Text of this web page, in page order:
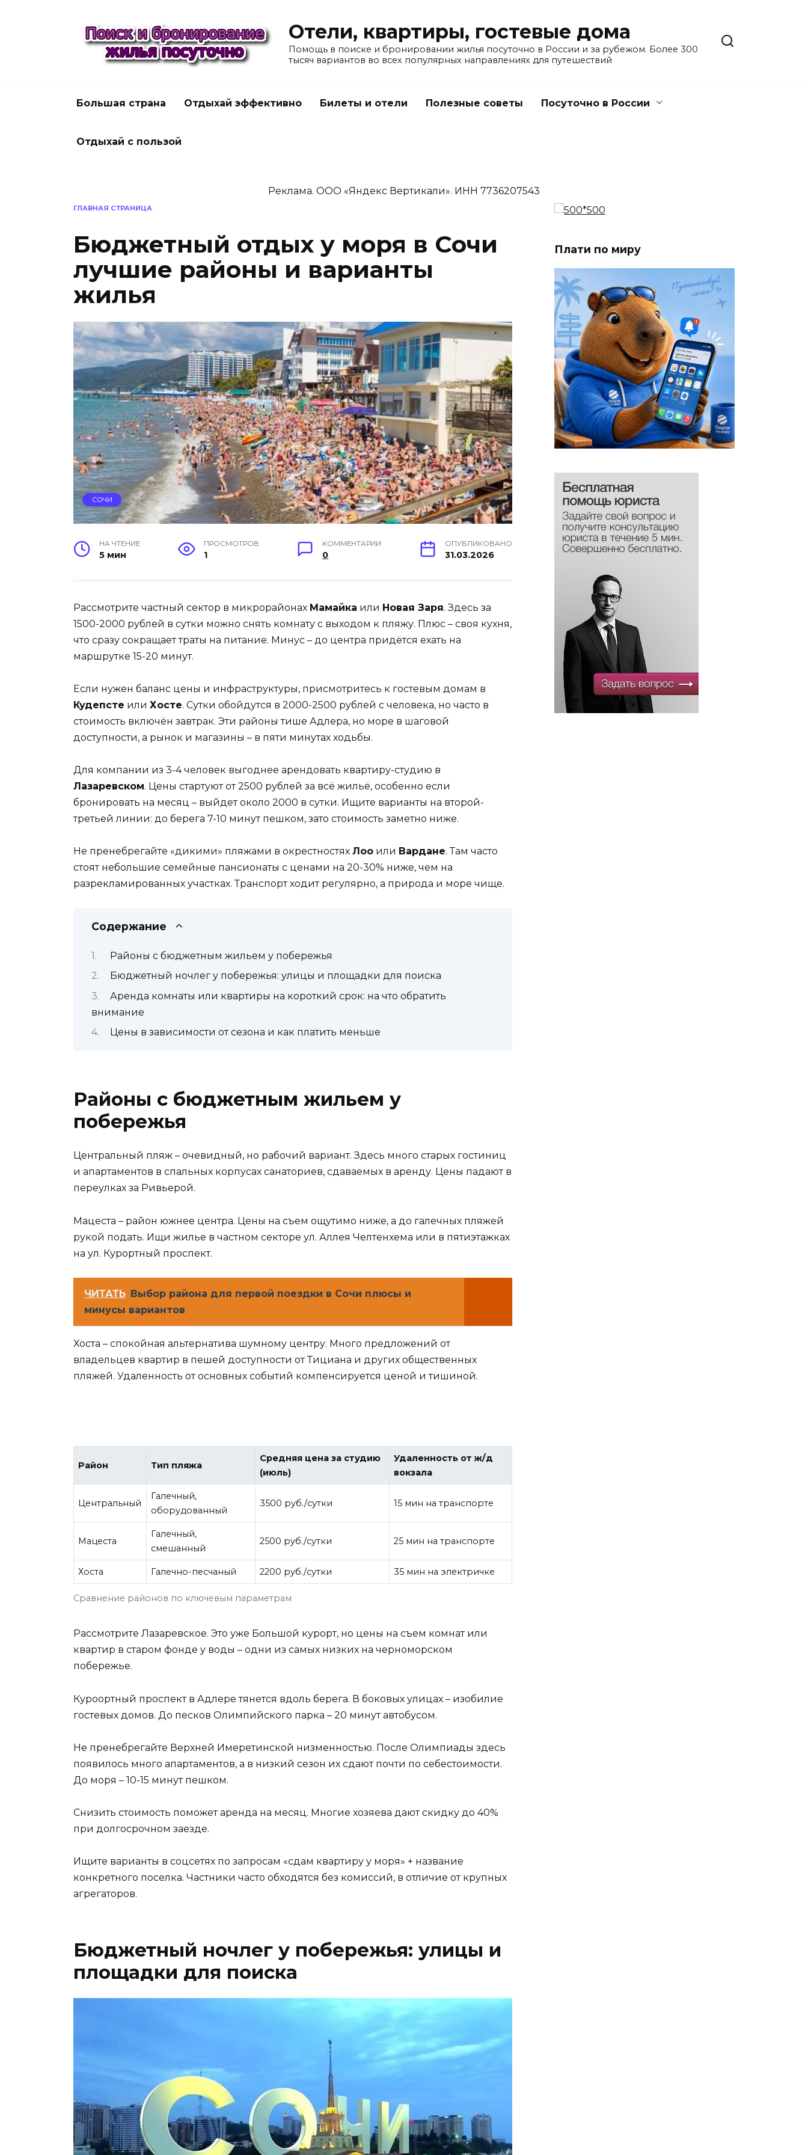
Отели, квартиры, гостевые дома
Помощь в поиске и бронировании жилья посуточно в России и за рубежом. Более 300
тысяч вариантов во всех популярных направлениях для путешествий
Большая страна Отдыхай эффективно Билеты и отели Полезные советы Посуточно в России
Отдыхай с пользой
Реклама. ООО «Яндекс Вертикали». ИНН 7736207543
ГЛАВНАЯ СТРАНИЦА
Бюджетный отдых у моря в Сочи
лучшие районы и варианты
жилья
СОЧИ
НА ЧТЕНИЕ
5 мин
ПРОСМОТРОВ
1
КОММЕНТАРИИ
0
ОПУБЛИКОВАНО
31.03.2026
Рассмотрите частный сектор в микрорайонах Мамайка или Новая Заря. Здесь за
1500-2000 рублей в сутки можно снять комнату с выходом к пляжу. Плюс – своя кухня,
что сразу сокращает траты на питание. Минус – до центра придётся ехать на
маршрутке 15-20 минут.
Если нужен баланс цены и инфраструктуры, присмотритесь к гостевым домам в
Кудепсте или Хосте. Сутки обойдутся в 2000-2500 рублей с человека, но часто в
стоимость включён завтрак. Эти районы тише Адлера, но море в шаговой
доступности, а рынок и магазины – в пяти минутах ходьбы.
Для компании из 3-4 человек выгоднее арендовать квартиру-студию в
Лазаревском. Цены стартуют от 2500 рублей за всё жильё, особенно если
бронировать на месяц – выйдет около 2000 в сутки. Ищите варианты на второй-
третьей линии: до берега 7-10 минут пешком, зато стоимость заметно ниже.
Не пренебрегайте «дикими» пляжами в окрестностях Лоо или Вардане. Там часто
стоят небольшие семейные пансионаты с ценами на 20-30% ниже, чем на
разрекламированных участках. Транспорт ходит регулярно, а природа и море чище.
Содержание
Районы с бюджетным жильем у побережья
Бюджетный ночлег у побережья: улицы и площадки для поиска
Аренда комнаты или квартиры на короткий срок: на что обратить
внимание
Цены в зависимости от сезона и как платить меньше
Районы с бюджетным жильем у
побережья
Центральный пляж – очевидный, но рабочий вариант. Здесь много старых гостиниц
и апартаментов в спальных корпусах санаториев, сдаваемых в аренду. Цены падают в
переулках за Ривьерой.
Мацеста – район южнее центра. Цены на съем ощутимо ниже, а до галечных пляжей
рукой подать. Ищи жилье в частном секторе ул. Аллея Челтенхема или в пятиэтажках
на ул. Курортный проспект.
ЧИТАТЬ Выбор района для первой поездки в Сочи плюсы и
минусы вариантов
Хоста – спокойная альтернатива шумному центру. Много предложений от
владельцев квартир в пешей доступности от Тициана и других общественных
пляжей. Удаленность от основных событий компенсируется ценой и тишиной.
Сравнение районов по ключевым параметрам
Район Тип пляжа
Средняя цена за студию
(июль)
Удаленность от ж/д
вокзала
Центральный
Галечный,
оборудованный
3500 руб./сутки 15 мин на транспорте
Мацеста
Галечный,
смешанный
2500 руб./сутки 25 мин на транспорте
Хоста Галечно-песчаный 2200 руб./сутки 35 мин на электричке
Рассмотрите Лазаревское. Это уже Большой курорт, но цены на съем комнат или
квартир в старом фонде у воды – одни из самых низких на черноморском
побережье.
Куроортный проспект в Адлере тянется вдоль берега. В боковых улицах – изобилие
гостевых домов. До песков Олимпийского парка – 20 минут автобусом.
Не пренебрегайте Верхней Имеретинской низменностью. После Олимпиады здесь
появилось много апартаментов, а в низкий сезон их сдают почти по себестоимости.
До моря – 10-15 минут пешком.
Снизить стоимость поможет аренда на месяц. Многие хозяева дают скидку до 40%
при долгосрочном заезде.
Ищите варианты в соцсетях по запросам «сдам квартиру у моря» + название
конкретного поселка. Частники часто обходятся без комиссий, в отличие от крупных
агрегаторов.
Бюджетный ночлег у побережья: улицы и
площадки для поиска
Плати по миру